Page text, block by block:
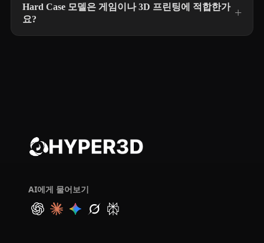
Hard Case 모델은 게임이나 3D 프린팅에 적합한가
요?
AI에게 물어보기